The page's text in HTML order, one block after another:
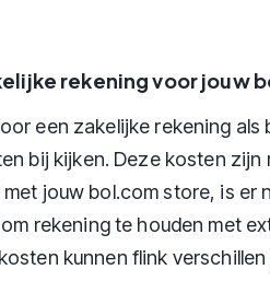
rekening voor jouw
een zakelijke rekening als
bij kijken. Deze kosten
jouw bol.com store, is er
rekening te houden met
kunnen flink